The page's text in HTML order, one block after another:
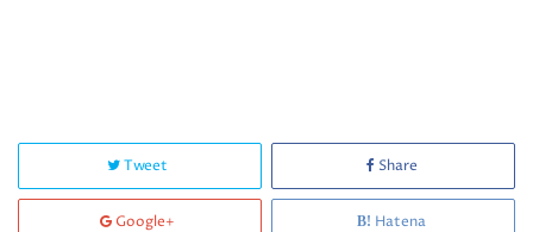
Tweet Share
Google+ Hatena